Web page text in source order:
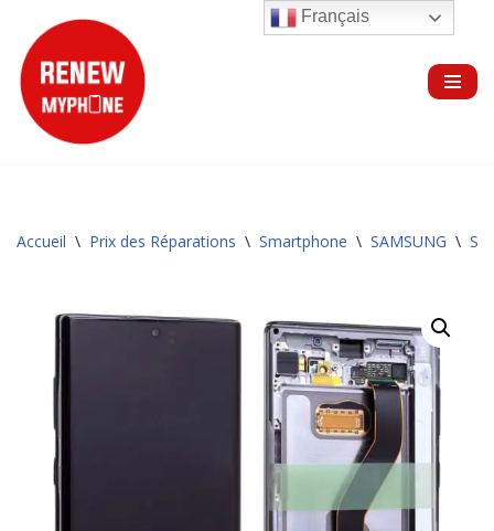
Aller
au
contenu
Accueil \ Prix des Réparations \ Smartphone \ SAMSUNG \
Français